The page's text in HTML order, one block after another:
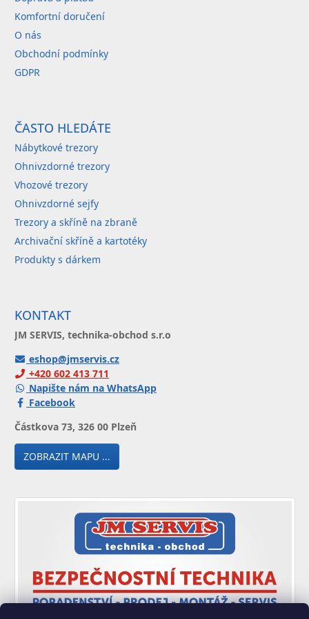
Komfortní doručení
O nás
Obchodní podmínky
GDPR
ČASTO HLEDÁTE
Nábytkové trezory
Ohnivzdorné trezory
Vhozové trezory
Ohnivzdorné sejfy
Trezory a skříně na zbraně
Archivační skříně a kartotéky
Produkty s dárkem
KONTAKT
JM SERVIS, technika-obchod s.r.o
eshop@jmservis.cz
+420 602 413 711
Napište nám na WhatsApp
Facebook
Částkova 73, 326 00 Plzeň
ZOBRAZIT MAPU ...